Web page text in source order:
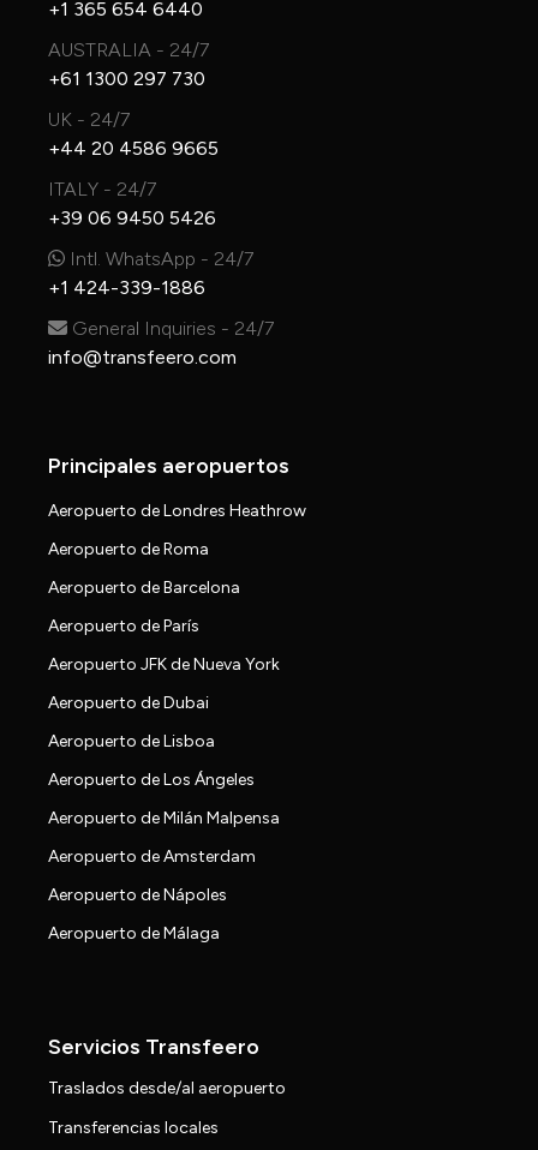
+1 365 654 6440
AUSTRALIA - 24/7
+61 1300 297 730
UK - 24/7
+44 20 4586 9665
ITALY - 24/7
+39 06 9450 5426
Intl. WhatsApp - 24/7
+1 424-339-1886
General Inquiries - 24/7
info@transfeero.com
Principales aeropuertos
Aeropuerto de Londres Heathrow
Aeropuerto de Roma
Aeropuerto de Barcelona
Aeropuerto de París
Aeropuerto JFK de Nueva York
Aeropuerto de Dubai
Aeropuerto de Lisboa
Aeropuerto de Los Ángeles
Aeropuerto de Milán Malpensa
Aeropuerto de Amsterdam
Aeropuerto de Nápoles
Aeropuerto de Málaga
Servicios Transfeero
Traslados desde/al aeropuerto
Transferencias locales